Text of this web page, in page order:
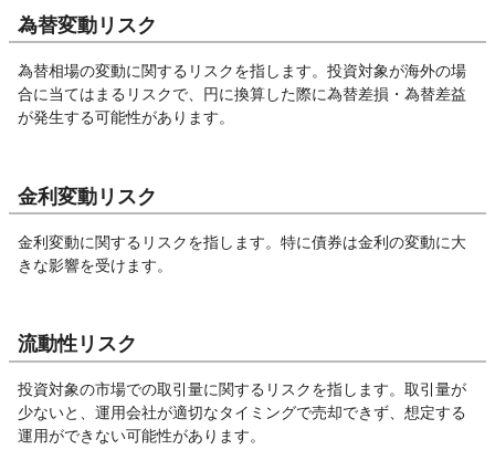
為替変動リスク
為替相場の変動に関するリスクを指します。投資対象が海外の場
合に当てはまるリスクで、円に換算した際に為替差損・為替差益
が発生する可能性があります。
金利変動リスク
金利変動に関するリスクを指します。特に債券は金利の変動に大
きな影響を受けます。
流動性リスク
投資対象の市場での取引量に関するリスクを指します。取引量が
少ないと、運用会社が適切なタイミングで売却できず、想定する
運用ができない可能性があります。